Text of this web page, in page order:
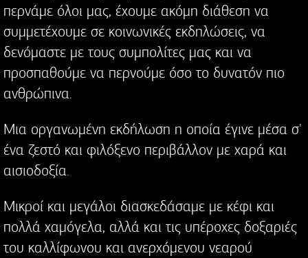
περνάμε όλοι μας, έχουμε ακόμη διάθεση να
συμμετέχουμε σε κοινωνικές εκδηλώσεις, να
δενόμαστε με τους συμπολίτες μας και να
προσπαθούμε να περνούμε όσο το δυνατόν πιο
ανθρώπινα.
Μια οργανωμένη εκδήλωση η οποία έγινε μέσα σ'
ένα ζεστό και φιλόξενο περιβάλλον με χαρά και
αισιοδοξία.
Μικροί και μεγάλοι διασκεδάσαμε με κέφι και
πολλά χαμόγελα, αλλά και τις υπέροχες δοξαριές
του καλλίφωνου και ανερχόμενου νεαρού